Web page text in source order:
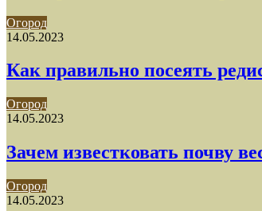
Огород
14.05.2023
Как правильно посеять
Огород
14.05.2023
Зачем известковать почву
Огород
14.05.2023